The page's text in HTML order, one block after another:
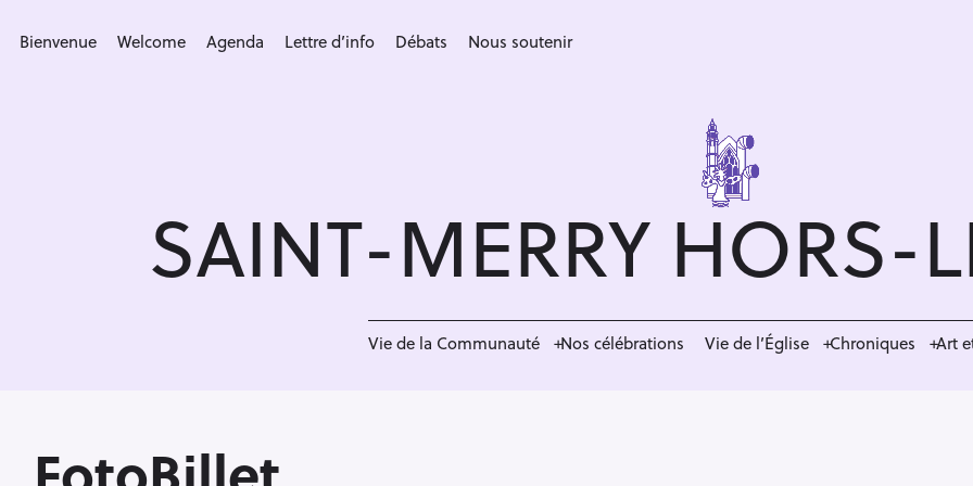
Bienvenue Welcome Agenda Lettre d’info Débats Nous soutenir
SAINT-MERRY HORS-
Vie de la Communauté Nos célébrations Vie de l’Église Chroniques Art